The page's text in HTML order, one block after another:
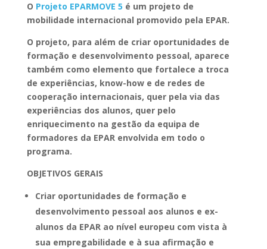
O Projeto EPARMOVE 5 é um projeto de
mobilidade internacional promovido pela EPAR.
O projeto, para além de criar oportunidades de
formação e desenvolvimento pessoal, aparece
também como elemento que fortalece a troca
de experiências, know-how e de redes de
cooperação internacionais, quer pela via das
experiências dos alunos, quer pelo
enriquecimento na gestão da equipa de
formadores da EPAR envolvida em todo o
programa.
OBJETIVOS GERAIS
Criar oportunidades de formação e
desenvolvimento pessoal aos alunos e ex-
alunos da EPAR ao nível europeu com vista à
sua empregabilidade e à sua afirmação e